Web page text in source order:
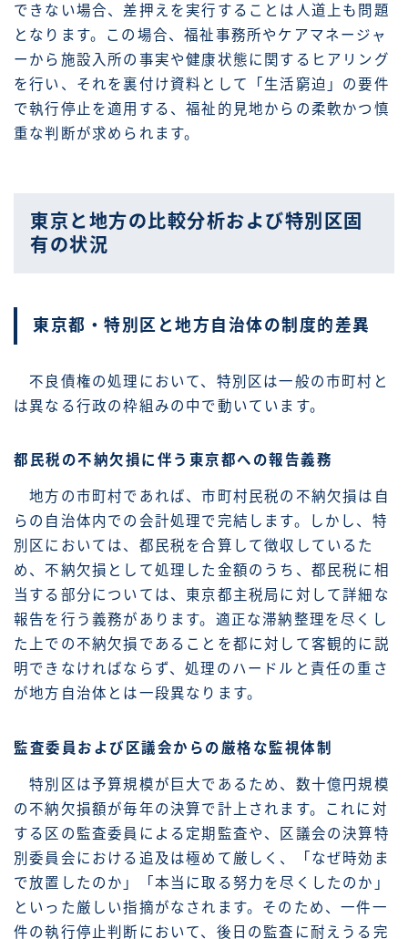
できない場合、差押えを実行することは人道上も問題
となります。この場合、福祉事務所やケアマネージャ
ーから施設入所の事実や健康状態に関するヒアリング
を行い、それを裏付け資料として「生活窮迫」の要件
で執行停止を適用する、福祉的見地からの柔軟かつ慎
重な判断が求められます。
東京と地方の比較分析および特別区固
有の状況
東京都・特別区と地方自治体の制度的差異
不良債権の処理において、特別区は一般の市町村と
は異なる行政の枠組みの中で動いています。
都民税の不納欠損に伴う東京都への報告義務
地方の市町村であれば、市町村民税の不納欠損は自
らの自治体内での会計処理で完結します。しかし、特
別区においては、都民税を合算して徴収しているた
め、不納欠損として処理した金額のうち、都民税に相
当する部分については、東京都主税局に対して詳細な
報告を行う義務があります。適正な滞納整理を尽くし
た上での不納欠損であることを都に対して客観的に説
明できなければならず、処理のハードルと責任の重さ
が地方自治体とは一段異なります。
監査委員および区議会からの厳格な監視体制
特別区は予算規模が巨大であるため、数十億円規模
の不納欠損額が毎年の決算で計上されます。これに対
する区の監査委員による定期監査や、区議会の決算特
別委員会における追及は極めて厳しく、「なぜ時効ま
で放置したのか」「本当に取る努力を尽くしたのか」
といった厳しい指摘がなされます。そのため、一件一
件の執行停止判断において、後日の監査に耐えうる完